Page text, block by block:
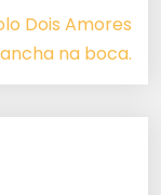
Dois Amores
na boca.